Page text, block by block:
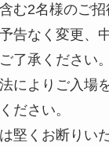
む2名様のご招
告なく変更、
了承ください。
によりご入場
ださい。
堅くお断りいた